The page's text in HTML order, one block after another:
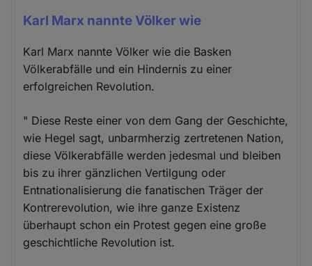
Karl Marx nannte Völker wie
Karl Marx nannte Völker wie die Basken
Völkerabfälle und ein Hindernis zu einer
erfolgreichen Revolution.
" Diese Reste einer von dem Gang der Geschichte,
wie Hegel sagt, unbarmherzig zertretenen Nation,
diese Völkerabfälle werden jedesmal und bleiben
bis zu ihrer gänzlichen Vertilgung oder
Entnationalisierung die fanatischen Träger der
Kontrerevolution, wie ihre ganze Existenz
überhaupt schon ein Protest gegen eine große
geschichtliche Revolution ist.